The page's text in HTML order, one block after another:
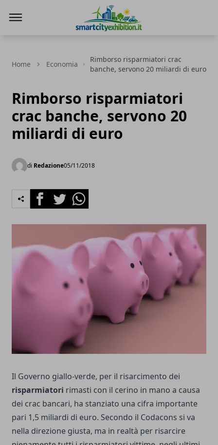
Home Economia
Rimborso risparmiatori crac
banche, servono 20 miliardi di euro
Rimborso risparmiatori
crac banche, servono 20
miliardi di euro
di Redazione05/11/2018
FacebookTwitterWhatsapp
Il Governo giallo-verde, per il risarcimento dei
risparmiatori rimasti con il cerino in mano a causa
dei crac bancari, ha stanziato una cifra importante
pari 1,5 miliardi di euro. Secondo il Codacons si va
nella direzione giusta, ma in realtà per risarcire